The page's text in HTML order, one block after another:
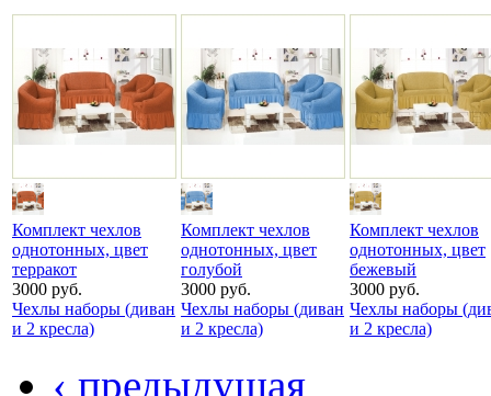
Комплект чехлов
однотонных, цвет
терракот
3000 руб.
Чехлы наборы (диван
и 2 кресла)
Комплект чехлов
однотонных, цвет
голубой
3000 руб.
Чехлы наборы (диван
и 2 кресла)
Комплект чехлов
однотонных, цвет
бежевый
3000 руб.
Чехлы наборы
и 2 кресла)
‹ предыдущая